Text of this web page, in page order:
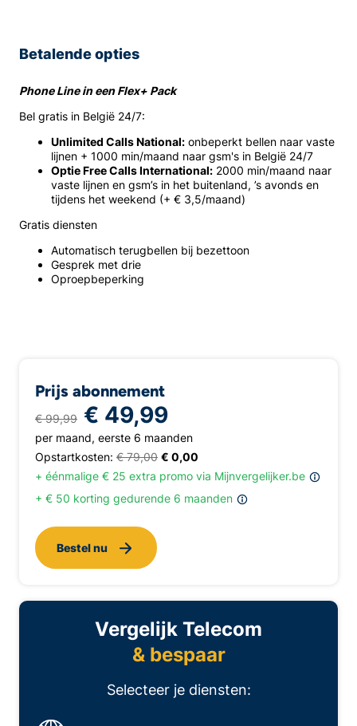
Betalende opties
Phone Line in een Flex+ Pack
Bel gratis in België 24/7:
Unlimited Calls National: onbeperkt bellen naar vaste
lijnen + 1000 min/maand naar gsm's in België 24/7
Optie Free Calls International: 2000 min/maand naar
vaste lijnen en gsm’s in het buitenland, ’s avonds en
tijdens het weekend (+ € 3,5/maand)
Gratis diensten
Automatisch terugbellen bij bezettoon
Gesprek met drie
Oproepbeperking
Prijs abonnement
€ 99,99 € 49,99
per maand, eerste 6 maanden
Opstartkosten: € 79,00 € 0,00
+ éénmalige € 25 extra promo via Mijnvergelijker.be
+ € 50 korting gedurende 6 maanden
Bestel nu
Vergelijk Telecom
& bespaar
Selecteer je diensten: